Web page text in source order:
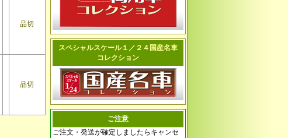
品切
品切
スペシャルスケール１／２４国産名車
コレクション
ご注意
ご注文・発送が確定しましたらキャンセ